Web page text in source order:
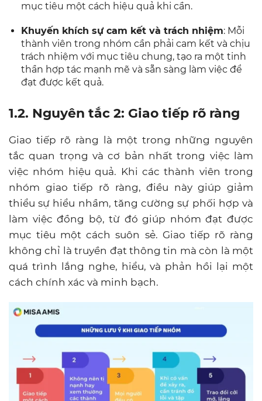
mục tiêu một cách hiệu quả khi cần.
Khuyến khích sự cam kết và trách nhiệm: Mỗi
thành viên trong nhóm cần phải cam kết và chịu
trách nhiệm với mục tiêu chung, tạo ra một tinh
thần hợp tác mạnh mẽ và sẵn sàng làm việc để
đạt được kết quả.
1.2. Nguyên tắc 2: Giao tiếp rõ ràng
Giao tiếp rõ ràng là một trong những nguyên
tắc quan trọng và cơ bản nhất trong việc làm
việc nhóm hiệu quả. Khi các thành viên trong
nhóm giao tiếp rõ ràng, điều này giúp giảm
thiểu sự hiểu nhầm, tăng cường sự phối hợp và
làm việc đồng bộ, từ đó giúp nhóm đạt được
mục tiêu một cách suôn sẻ. Giao tiếp rõ ràng
không chỉ là truyền đạt thông tin mà còn là một
quá trình lắng nghe, hiểu, và phản hồi lại một
cách chính xác và minh bạch.